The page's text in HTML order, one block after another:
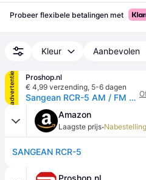
Probeer flexibele betalingen met
Kleur Aanbevolen
advertentie
Proshop.nl
€ 4,99 verzending, 5-6 dagen
Sangean RCR-5 AM / FM Digital Tuning Radio - AM/FM
Amazon
Laagste prijs·Nabestelling
SANGEAN RCR-5
Proshop.nl